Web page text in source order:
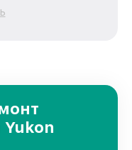
Yukon, вне
Мы
Yukon